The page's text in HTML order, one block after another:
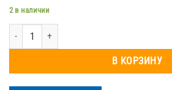
2 в наличии
В КОРЗИНУ